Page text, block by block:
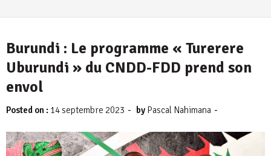
Burundi : Le programme « Turerere
Uburundi » du CNDD-FDD prend son
envol
Posted on : 14 septembre 2023 - by Pascal Nahimana -